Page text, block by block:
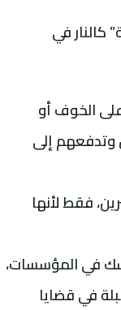
كالنار في
الخوف أو
وتدفعهم إلى
فقط لأنها
في المؤسسات،
في قضايا